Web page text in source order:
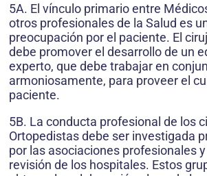
5A. El vínculo primario entre
otros profesionales de la Salud es
preocupación por el paciente. El
debe promover el desarrollo de un
experto, que debe trabajar en
armoniosamente, para proveer el
paciente.
5B. La conducta profesional de los
Ortopedistas debe ser investigada
por las asociaciones profesionales
revisión de los hospitales. Estos